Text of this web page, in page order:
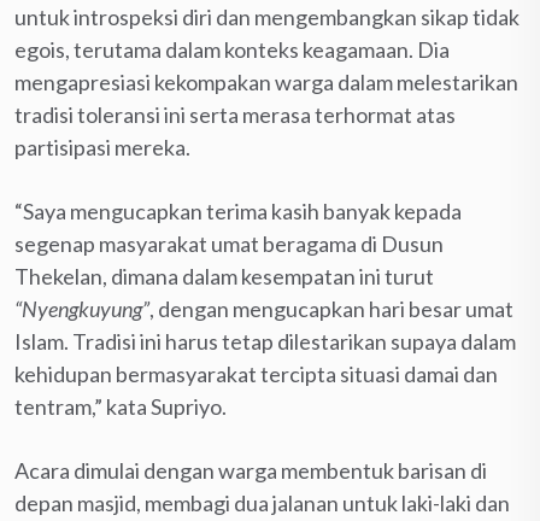
untuk introspeksi diri dan mengembangkan sikap tidak
egois, terutama dalam konteks keagamaan. Dia
mengapresiasi kekompakan warga dalam melestarikan
tradisi toleransi ini serta merasa terhormat atas
partisipasi mereka.
“Saya mengucapkan terima kasih banyak kepada
segenap masyarakat umat beragama di Dusun
Thekelan, dimana dalam kesempatan ini turut
“Nyengkuyung”, dengan mengucapkan hari besar umat
Islam. Tradisi ini harus tetap dilestarikan supaya dalam
kehidupan bermasyarakat tercipta situasi damai dan
tentram,” kata Supriyo.
Acara dimulai dengan warga membentuk barisan di
depan masjid, membagi dua jalanan untuk laki-laki dan